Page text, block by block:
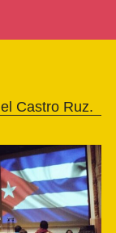
Castro Ruz.